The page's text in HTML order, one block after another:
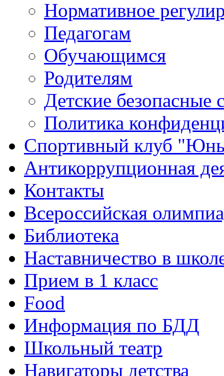
Нормативное
Педагогам
Обучающимся
Родителям
Детские безопасные
Политика
Спортивный клуб
Антикоррупционная
Контакты
Всероссийская
Библиотека
Наставничество в
Прием в 1 класс
Food
Информация по БДД
Школьный театр
Навигаторы детства